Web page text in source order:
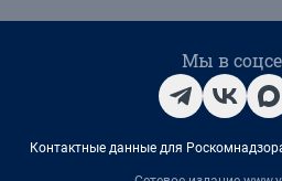
Мы в
Контактные данные для